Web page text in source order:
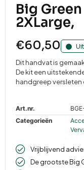
Big
2XLarge,
€60,50
Dit handvat is
De kit een
handgreep versleten
Art.nr.
Categorieën
Vrijblijvend
De grootste Big